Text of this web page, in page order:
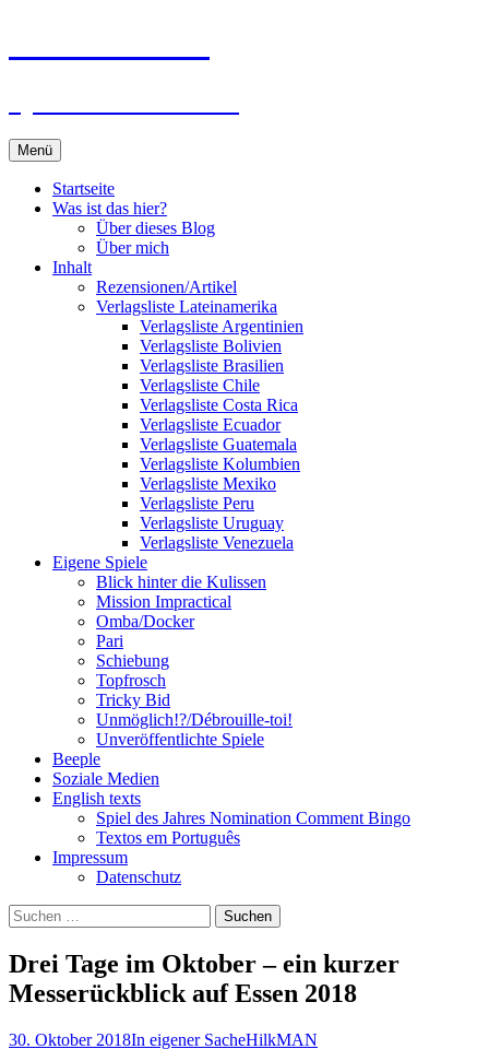
Menü
Startseite
Was ist das hier?
Über dieses Blog
Über mich
Inhalt
Rezensionen/Artikel
Verlagsliste Lateinamerika
Verlagsliste Argentinien
Verlagsliste Bolivien
Verlagsliste Brasilien
Verlagsliste Chile
Verlagsliste Costa Rica
Verlagsliste Ecuador
Verlagsliste Guatemala
Verlagsliste Kolumbien
Verlagsliste Mexiko
Verlagsliste Peru
Verlagsliste Uruguay
Verlagsliste Venezuela
Eigene Spiele
Blick hinter die Kulissen
Mission Impractical
Omba/Docker
Pari
Schiebung
Topfrosch
Tricky Bid
Unmöglich!?/Débrouille-toi!
Unveröffentlichte Spiele
Beeple
Soziale Medien
English texts
Spiel des Jahres Nomination Comment Bingo
Textos em Português
Impressum
Datenschutz
Suchen
nach:
Drei Tage im Oktober – ein kurzer
Messerückblick auf Essen 2018
30. Oktober 2018In eigener SacheHilkMAN